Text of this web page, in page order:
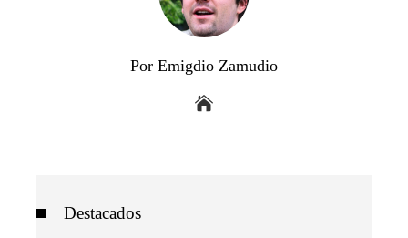
Por Emigdio Zamudio
Destacados